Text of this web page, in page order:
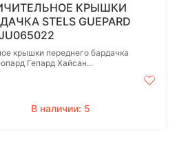
КРЫШКИ
STELS GUEPARD
крышки переднего бардачка
Гепард Хайсан...
В наличии: 5